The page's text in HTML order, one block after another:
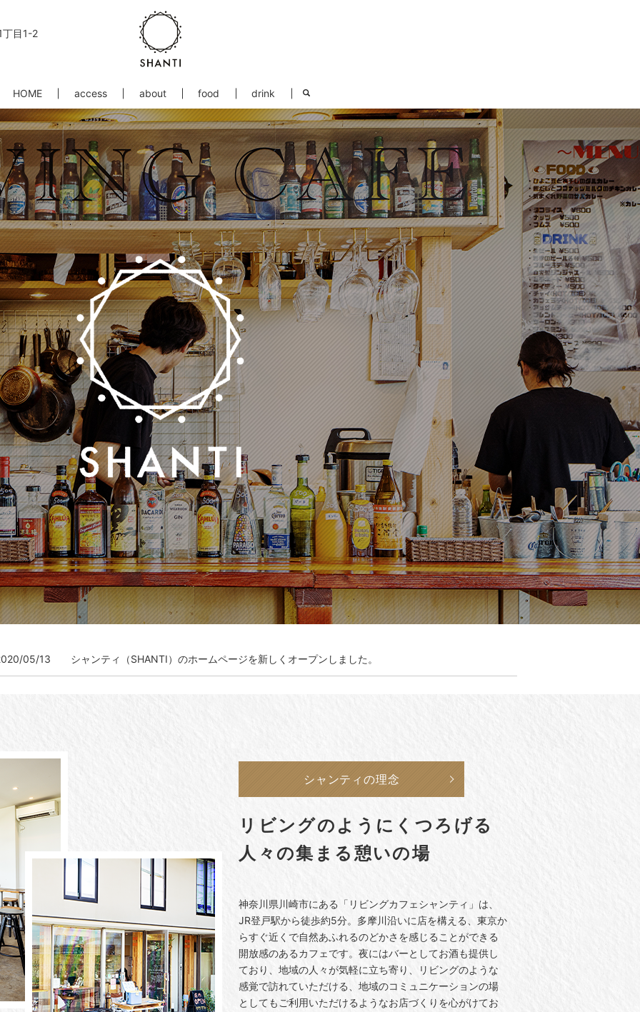
HOME access about food drink
丁目1-2
05/13 シャンティ（SHANTI）のホームページを新しくオープンしました。
シャンティの理念
リビングのようにくつろげる
人々の集まる憩いの場
神奈川県川崎市にある「リビングカフェシャンティ」は、
JR登戸駅から徒歩約5分。多摩川沿いに店を構える、東京か
らすぐ近くで自然あふれるのどかさを感じることができる
開放感のあるカフェです。夜にはバーとしてお酒も提供し
ており、地域の人々が気軽に立ち寄り、リビングのような
感覚で訪れていただける、地域のコミュニケーションの場
としてもご利用いただけるようなお店づくりを心がけてお